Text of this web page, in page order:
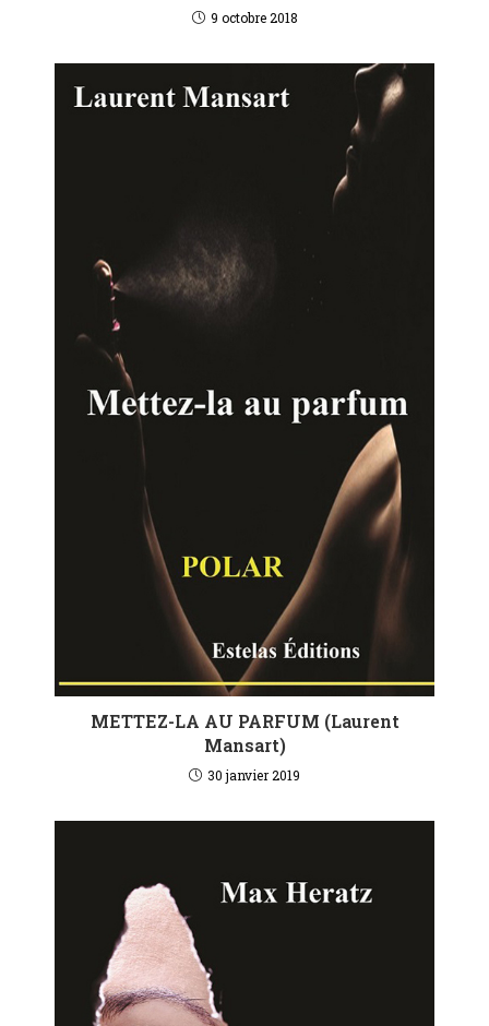
9 octobre 2018
METTEZ-LA AU PARFUM (Laurent
Mansart)
30 janvier 2019